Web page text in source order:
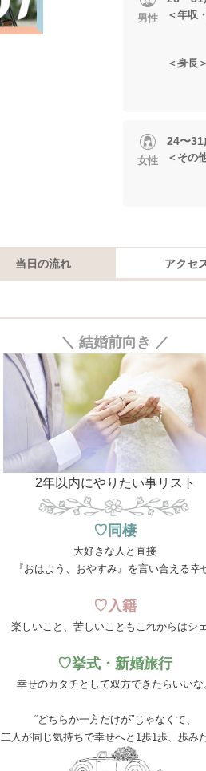
男性
＜年収
士
※い
＜身
女性
24〜31
＜そ
当日の流れ アクセ
＼ 結婚前向き ／
2年以内にやりたい事リスト
♡同棲
大好きな人と直接
『おはよう、おやすみ』を言い合える幸
♡入籍
楽しいこと、苦しいこともこれからはシ
♡挙式・新婚旅行
幸せのカタチとして双方できたらいいな
“どちらか一方だけが”じゃなくて、
二人が同じ気持ちで幸せへと1歩1歩、歩みた